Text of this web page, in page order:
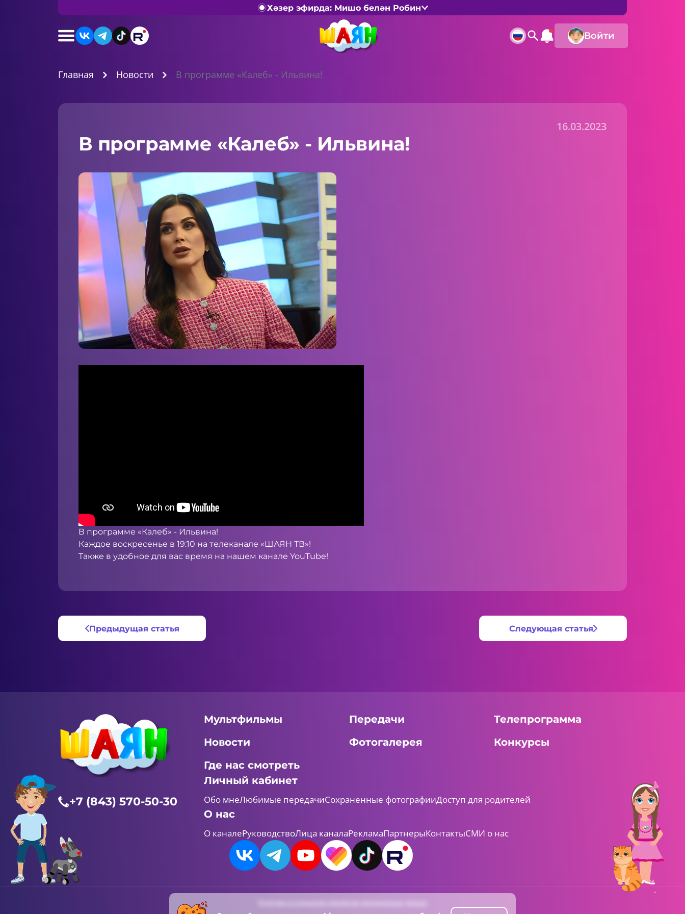
Хәзер эфирда: Мишо белән Робин
Войти
Главная Новости В программе «Калеб» - Ильвина!
16.03.2023
В программе «Калеб» - Ильвина!
В программе «Калеб» - Ильвина!
Каждое воскресенье в 19:10 на телеканале «ШАЯН ТВ»!
Также в удобное для вас время на нашем канале YouTube!
Предыдущая статья Следующая статья
+7 (843) 570-50-30
Мультфильмы Передачи
Телепрограмма
Новости
Фотогалерея
Конкурсы
Где нас смотреть
Личный кабинет
Обо мнеЛюбимые передачиСохраненные фотографииДоступ для родителей
О нас
О каналеРуководствоЛица каналаРекламаПартнерыКонтактыСМИ о нас